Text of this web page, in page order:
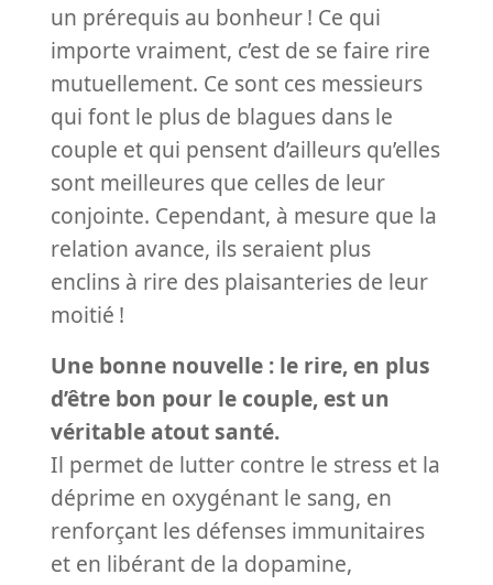
un prérequis au bonheur! Ce qui
importe vraiment, c’est de se faire rire
mutuellement. Ce sont ces messieurs
qui font le plus de blagues dans le
couple et qui pensent d’ailleurs qu’elles
sont meilleures que celles de leur
conjointe. Cependant, à mesure que la
relation avance, ils seraient plus
enclins à rire des plaisanteries de leur
moitié !
Une bonne nouvelle : le rire, en plus
d’être bon pour le couple, est un
véritable atout santé.
Il permet de lutter contre le stress et la
déprime en oxygénant le sang, en
renforçant les défenses immunitaires
et en libérant de la dopamine,